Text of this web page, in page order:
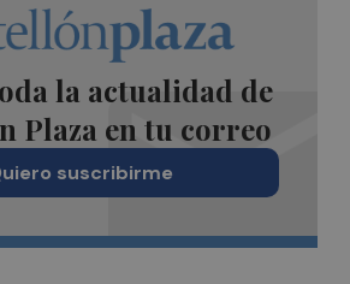
la actualidad de
Plaza en tu correo
suscribirme